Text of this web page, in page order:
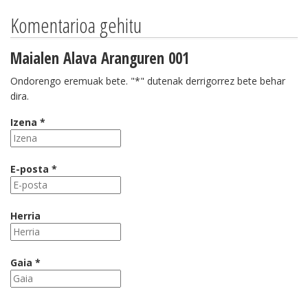
Komentarioa gehitu
Maialen Alava Aranguren 001
Ondorengo eremuak bete. "*" dutenak derrigorrez bete behar
dira.
Izena *
E-posta *
Herria
Gaia *